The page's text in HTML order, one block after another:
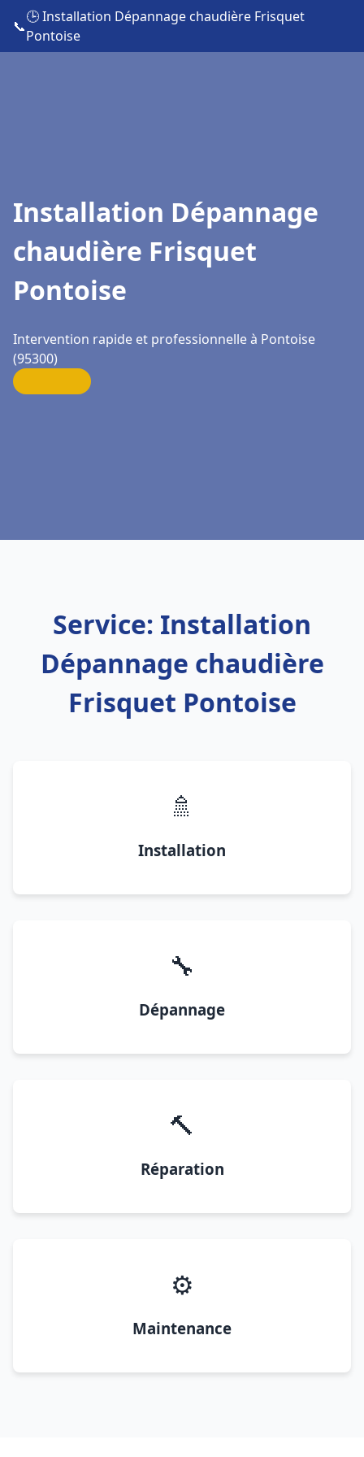
📞
🕒 Installation Dépannage chaudière Frisquet
Pontoise
Installation Dépannage
chaudière Frisquet
Pontoise
Intervention rapide et professionnelle à Pontoise
(95300)
Service: Installation
Dépannage chaudière
Frisquet Pontoise
🚿
Installation
🔧
Dépannage
🔨
Réparation
⚙️
Maintenance